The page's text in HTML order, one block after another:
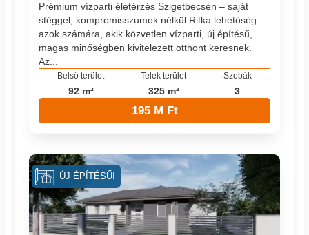
Prémium vízparti életérzés Szigetbecsén – saját
stéggel, kompromisszumok nélkül Ritka lehetőség
azok számára, akik közvetlen vízparti, új építésű,
magas minőségben kivitelezett otthont keresnek.
Az...
Belső terület
92 m²
Telek terület
325 m²
Szobák
3
195 M Ft
ÚJ ÉPÍTÉSŰ!